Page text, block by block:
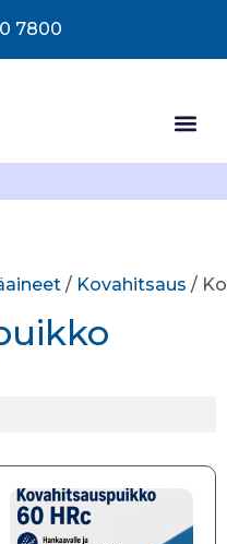
7800
/ Kovahitsaus /